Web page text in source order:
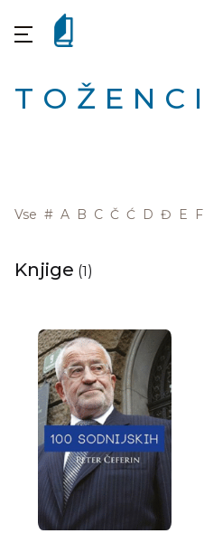
TOŽENCI
Vse # A B C Č Ć D Đ E F
Knjige (1)